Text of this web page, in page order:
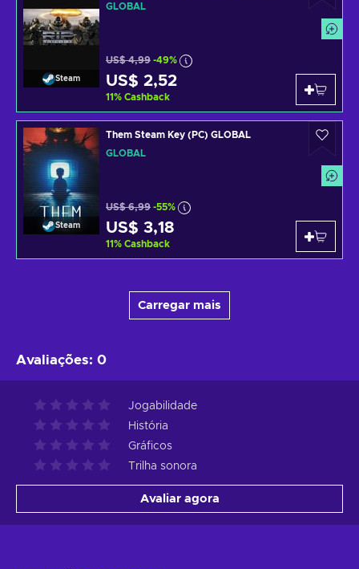
Steam
GLOBAL
US$ 4,99 -49%
US$ 2,52
11% Cashback
Steam
Them Steam Key (PC) GLOBAL
GLOBAL
US$ 6,99 -55%
US$ 3,18
11% Cashback
Carregar mais
Avaliações: 0
Jogabilidade
História
Gráficos
Trilha sonora
Avaliar agora